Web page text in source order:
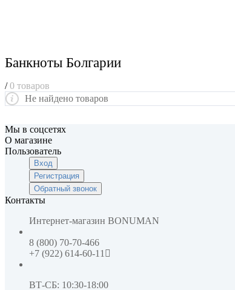
Банкноты Болгарии
/ 0 товаров
Не найдено товаров
Мы в соцсетях
О магазине
Пользователь
Вход
Регистрация
Обратный звонок
Контакты
Интернет-магазин BONUMAN
8 (800) 70-70-466
+7 (922) 614-60-11
ВТ-СБ: 10:30-18:00